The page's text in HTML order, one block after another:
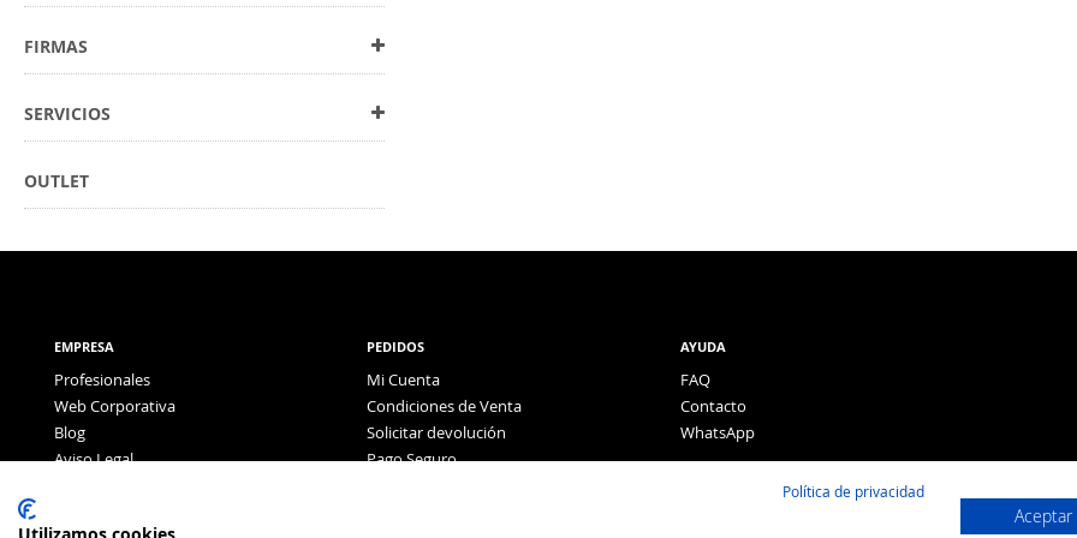
FIRMAS
SERVICIOS
OUTLET
EMPRESA
Profesionales
Web Corporativa
Blog
Aviso Legal
PEDIDOS
Mi Cuenta
Condiciones de Venta
Solicitar devolución
Pago Seguro
AYUDA
FAQ
Contacto
WhatsApp
Política de privacidad